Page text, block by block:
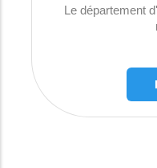
Le département